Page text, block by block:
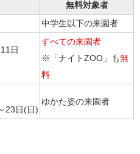
無料対象者
中学生以下の来園者
日
すべての来園者
※「ナイトZOO」も無
料
23日(日)
ゆかた姿の来園者